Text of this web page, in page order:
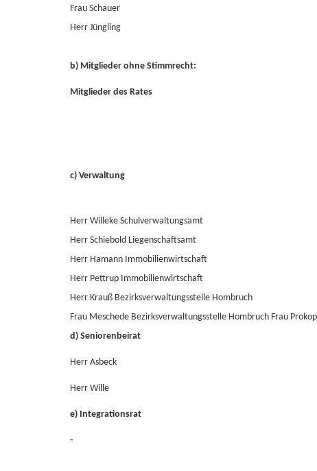
Frau Schauer
Herr Jüngling
b) Mitglieder ohne Stimmrecht:
Mitglieder des Rates
c) Verwaltung
Herr Willeke Schulverwaltungsamt
Herr Schiebold Liegenschaftsamt
Herr Hamann Immobilienwirtschaft
Herr Pettrup Immobilienwirtschaft
Herr Krauß Bezirksverwaltungsstelle Hombruch
Frau Meschede Bezirksverwaltungsstelle Hombruch Frau
d) Seniorenbeirat
Herr Asbeck
Herr Wille
e) Integrationsrat
-